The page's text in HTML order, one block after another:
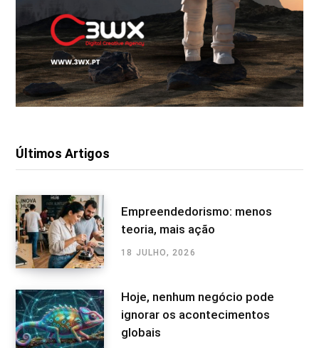
Últimos Artigos
Empreendedorismo: menos
teoria, mais ação
18 JULHO, 2026
Hoje, nenhum negócio pode
ignorar os acontecimentos
globais